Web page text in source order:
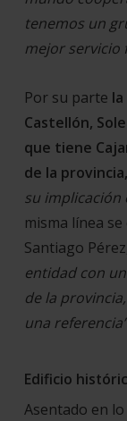
tenemos un
mejor servicio
Por su parte
Castellón,
que tiene
de la provincia,
su implicación
misma línea
Santiago
entidad con
de la
una referencia”
Edificio
Asentado en